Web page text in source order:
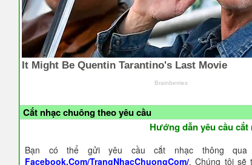
Cắt nhạc chuông theo yêu cầu
Hướng dẫn yêu cầu
Bạn có thể gửi yêu cầu cắt nhạc thông qua
Facebook.Com/TrangNhacChuongCom/. Chúng tôi sẽ